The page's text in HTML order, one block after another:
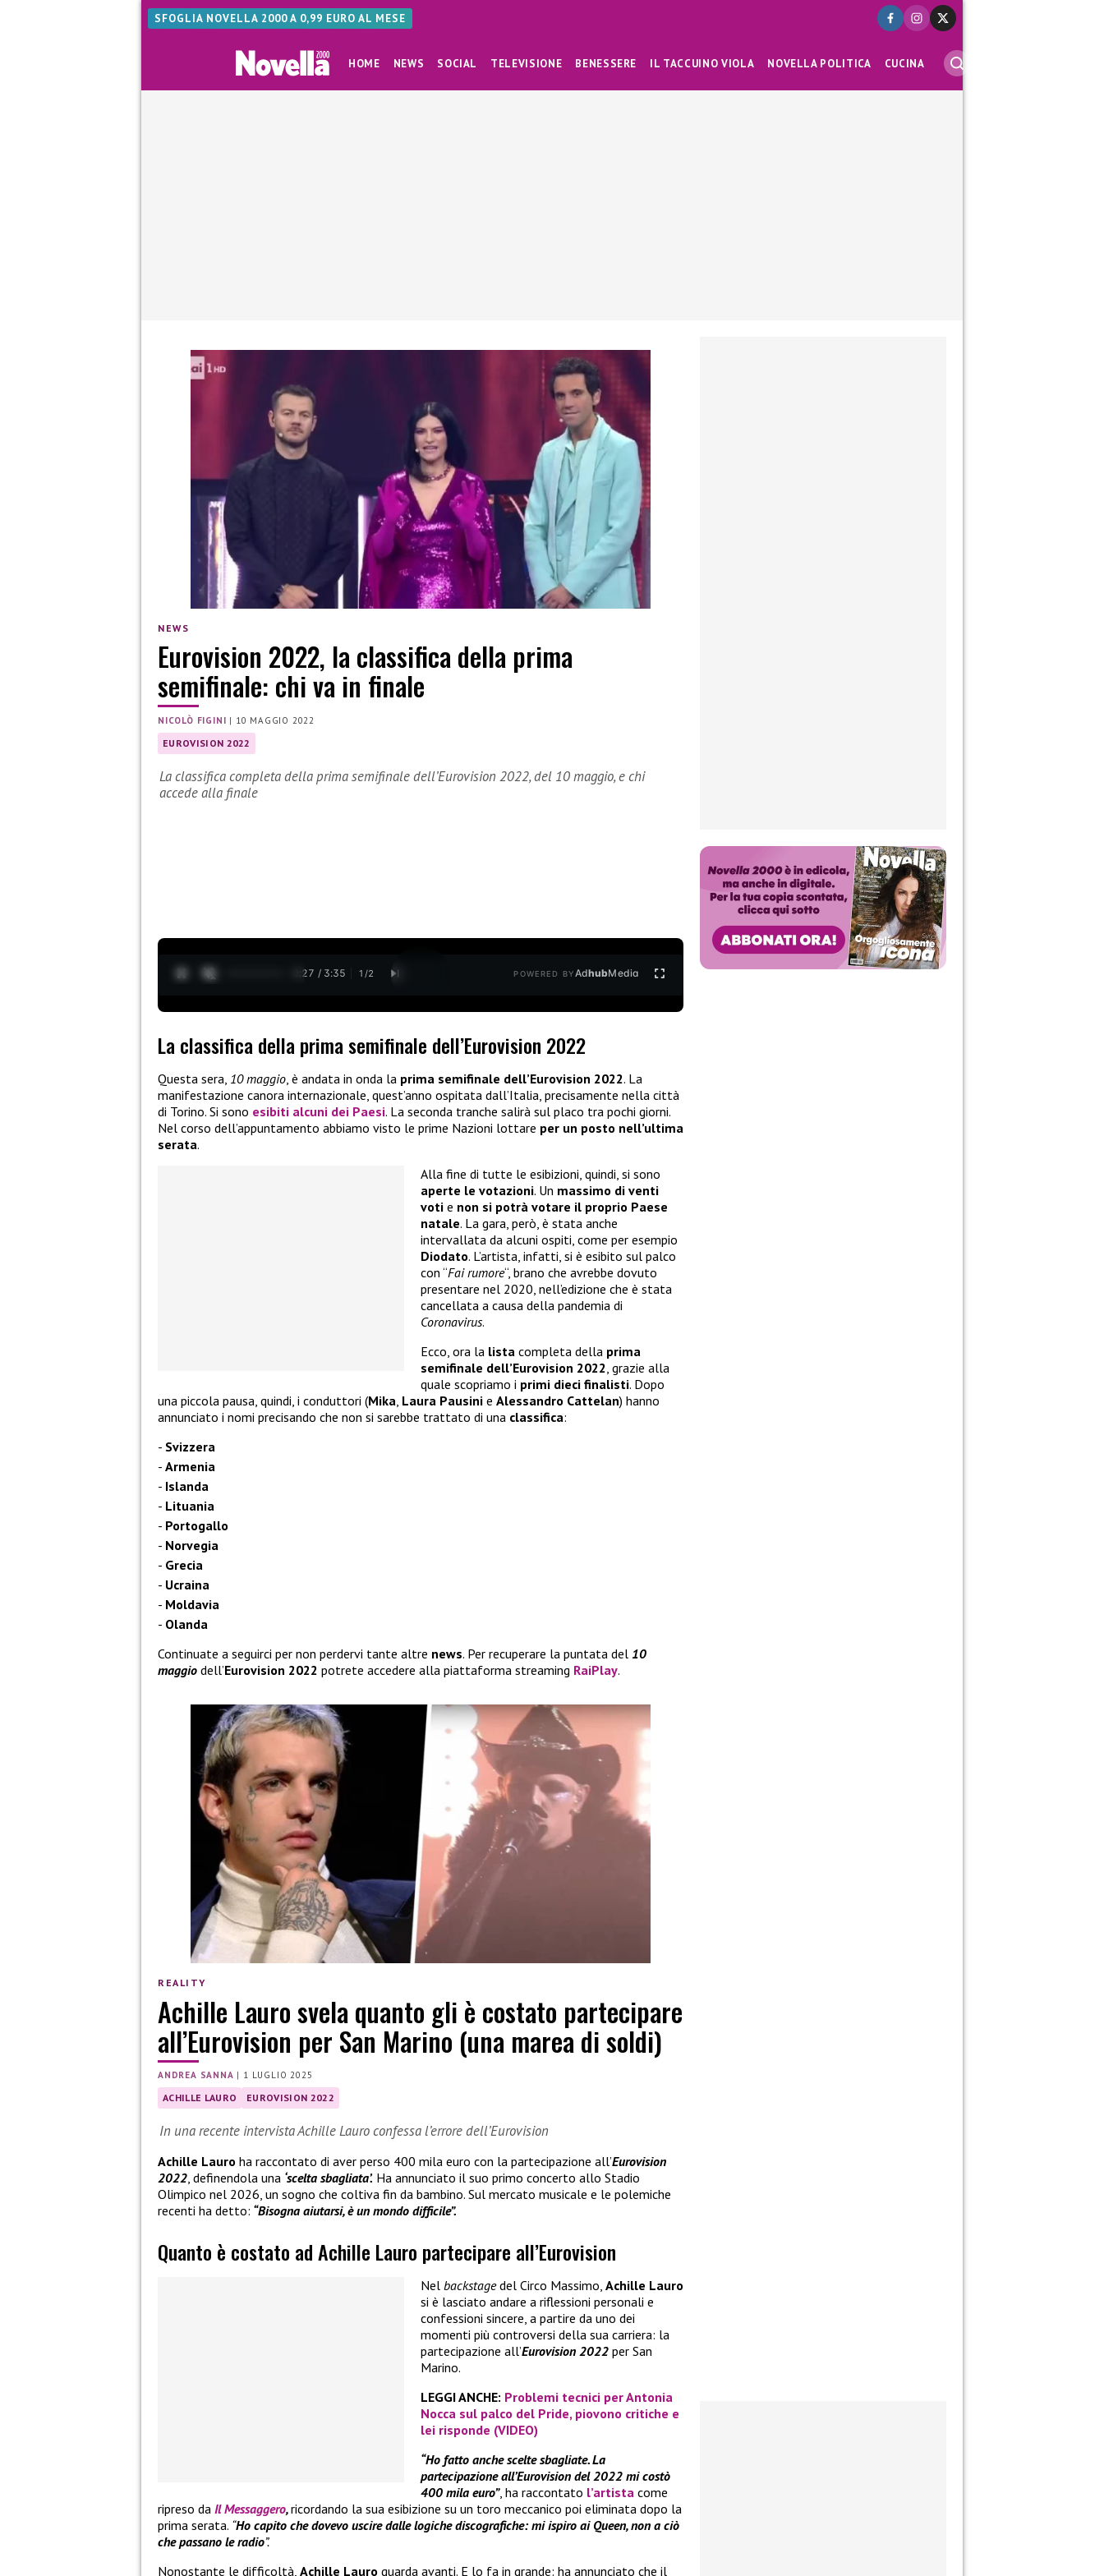
SFOGLIA NOVELLA 2000 A 0,99 EURO AL MESE
HOME NEWS SOCIAL TELEVISIONE BENESSERE IL TACCUINO VIOLA NOVELLA POLITICA CUCINA
NEWS
Eurovision 2022, la classifica della prima
semifinale: chi va in finale
NICOLÒ FIGINI | 10 MAGGIO 2022
EUROVISION 2022
La classifica completa della prima semifinale dell’Eurovision 2022, del 10 maggio, e chi
accede alla finale
0:28 / 3:35 1 /2 POWERED BYAdhubMedia
La classifica della prima semifinale dell’Eurovision 2022
Questa sera, 10 maggio, è andata in onda la prima semifinale dell’Eurovision 2022. La
manifestazione canora internazionale, quest’anno ospitata dall’Italia, precisamente nella città
di Torino. Si sono esibiti alcuni dei Paesi. La seconda tranche salirà sul placo tra pochi giorni.
Nel corso dell’appuntamento abbiamo visto le prime Nazioni lottare per un posto nell’ultima
serata.
Alla fine di tutte le esibizioni, quindi, si sono
aperte le votazioni. Un massimo di venti
voti e non si potrà votare il proprio Paese
natale. La gara, però, è stata anche
intervallata da alcuni ospiti, come per esempio
Diodato. L’artista, infatti, si è esibito sul palco
con “Fai rumore“, brano che avrebbe dovuto
presentare nel 2020, nell’edizione che è stata
cancellata a causa della pandemia di
Coronavirus.
Ecco, ora la lista completa della prima
semifinale dell’Eurovision 2022, grazie alla
quale scopriamo i primi dieci finalisti. Dopo
una piccola pausa, quindi, i conduttori (Mika, Laura Pausini e Alessandro Cattelan) hanno
annunciato i nomi precisando che non si sarebbe trattato di una classifica:
Svizzera
Armenia
Islanda
Lituania
Portogallo
Norvegia
Grecia
Ucraina
Moldavia
Olanda
Continuate a seguirci per non perdervi tante altre news. Per recuperare la puntata del 10
maggio dell’Eurovision 2022 potrete accedere alla piattaforma streaming RaiPlay.
REALITY
Achille Lauro svela quanto gli è costato partecipare
all’Eurovision per San Marino (una marea di soldi)
ANDREA SANNA | 1 LUGLIO 2025
ACHILLE LAURO EUROVISION 2022
In una recente intervista Achille Lauro confessa l’errore dell’Eurovision
Achille Lauro ha raccontato di aver perso 400 mila euro con la partecipazione all’Eurovision
2022, definendola una ‘scelta sbagliata’. Ha annunciato il suo primo concerto allo Stadio
Olimpico nel 2026, un sogno che coltiva fin da bambino. Sul mercato musicale e le polemiche
recenti ha detto: “Bisogna aiutarsi, è un mondo difficile”.
Quanto è costato ad Achille Lauro partecipare all’Eurovision
Nel backstagedel Circo Massimo, Achille Lauro
si è lasciato andare a riflessioni personali e
confessioni sincere, a partire da uno dei
momenti più controversi della sua carriera: la
partecipazione all’Eurovision 2022 per San
Marino.
LEGGI ANCHE: Problemi tecnici per Antonia
Nocca sul palco del Pride, piovono critiche e
lei risponde (VIDEO)
“Ho fatto anche scelte sbagliate. La
partecipazione all’Eurovision del 2022 mi costò
400 mila euro”, ha raccontato l’artista come
ripreso da Il Messaggero,ricordando la sua esibizione su un toro meccanico poi eliminata dopo la
prima serata. “Ho capito che dovevo uscire dalle logiche discografiche: mi ispiro ai Queen, non a ciò
che passano le radio”.
Nonostante le difficoltà, Achille Lauro guarda avanti. E lo fa in grande: ha annunciato che il